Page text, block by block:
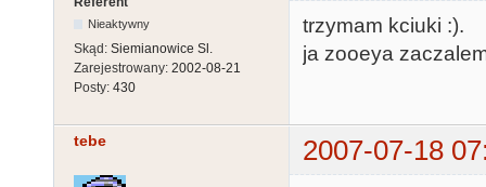
Nieaktywny
Skąd: Siemianowice Sl.
Zarejestrowany: 2002-08-21
Posty: 430
trzymam kciuki :).
ja zooeya
tebe 2007-07-18